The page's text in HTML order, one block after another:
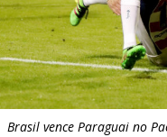
Brasil vence Paraguai no